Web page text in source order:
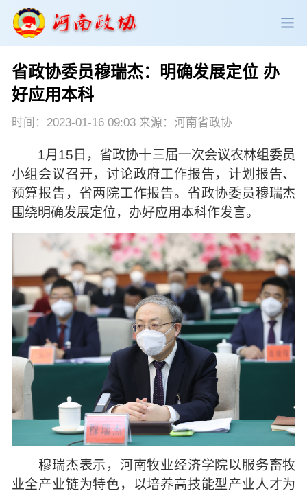
政协领导 政协新闻 政协机构
政协党建 政协工作 会议活动
委员履职 政协论坛 专委会工作
党派团体 市县政协 专题荟萃
省政协委员穆瑞杰：明确发展定位 办
好应用本科
时间：2023-01-16 09:03 来源：河南省政协
1月15日，省政协十三届一次会议农林组委员
小组会议召开，讨论政府工作报告，计划报告、
预算报告，省两院工作报告。省政协委员穆瑞杰
围绕明确发展定位，办好应用本科作发言。
穆瑞杰表示，河南牧业经济学院以服务畜牧
业全产业链为特色，以培养高技能型产业人才为